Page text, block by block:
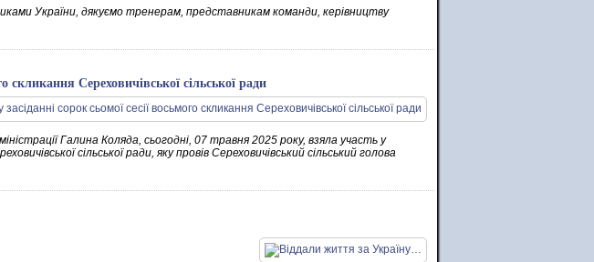
України, дякуємо тренерам, представникам команди, керівництву
скликання Сереховичівської сільської ради
Галина Коляда, сьогодні, 07 травня 2025 року, взяла участь у
сільської ради, яку провів Сереховичівський сільський голова